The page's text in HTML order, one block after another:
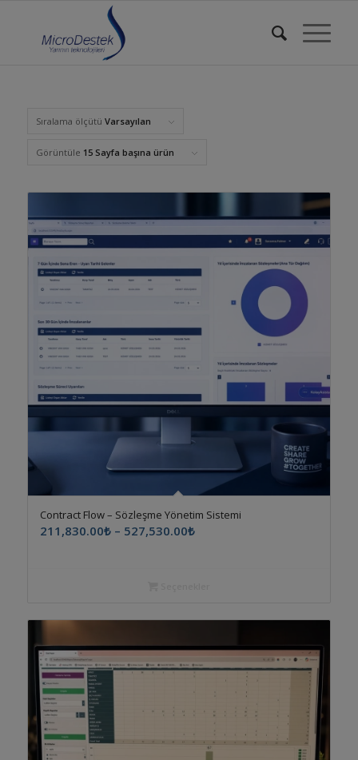
Sıralama ölçütü Varsayılan
Görüntüle 15 Sayfa başına ürün
5.00
Contract Flow – Sözleşme Yönetim Sistemi
211,830.00₺ – 527,530.00₺Fiyat